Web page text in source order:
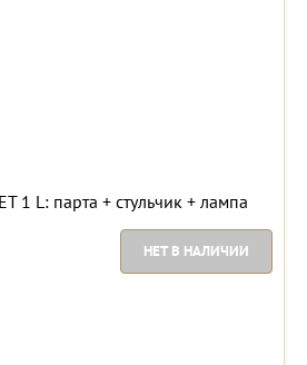
1 L: парта + стульчик + лампа
НЕТ В НАЛИЧИИ